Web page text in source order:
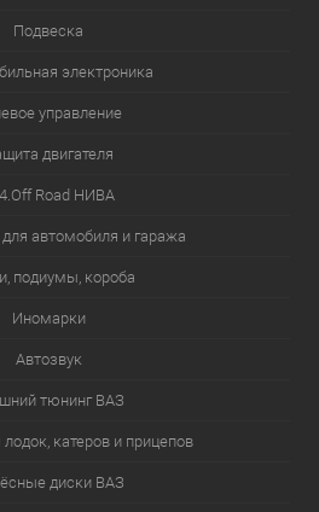
Подвеска
электроника
управление
двигателя
Road НИВА
автомобиля и гаража
подиумы, короба
Иномарки
Автозвук
тюнинг ВАЗ
катеров и прицепов
диски ВАЗ